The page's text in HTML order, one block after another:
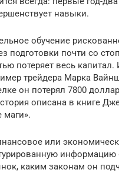
навыки.
обучение
подготовки почти со
потеряет весь
трейдера Марка
он потерял 7800
описана в книге
маги».
или
информацию
каким законам он